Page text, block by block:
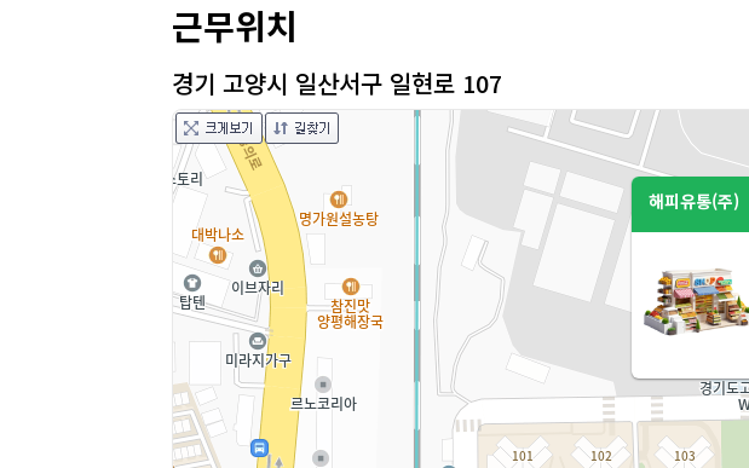
근무위치
경기 고양시 일산서구 일현로 107
해피유통(주)